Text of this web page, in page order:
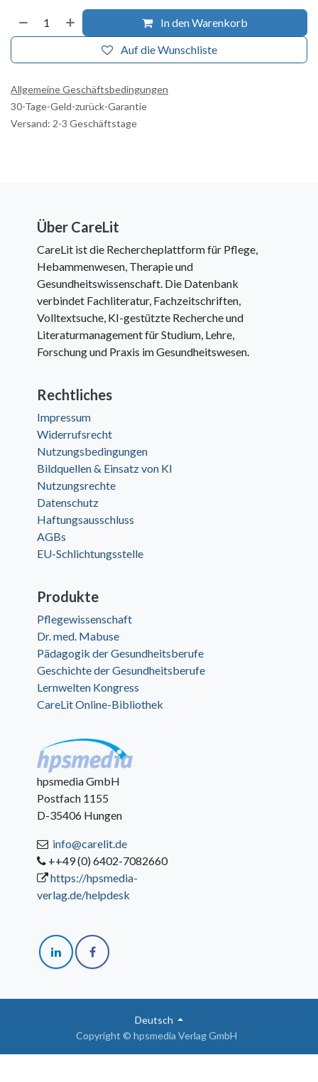
In den Warenkorb
Auf die Wunschliste
Allgemeine Geschäftsbedingungen
30-Tage-Geld-zurück-Garantie
Versand: 2-3 Geschäftstage
Über CareLit
CareLit ist die Rechercheplattform für Pflege,
Hebammenwesen, Therapie und
Gesundheitswissenschaft. Die Datenbank
verbindet Fachliteratur, Fachzeitschriften,
Volltextsuche, KI-gestützte Recherche und
Literaturmanagement für Studium, Lehre,
Forschung und Praxis im Gesundheitswesen.
Rechtliches
Impressum
Widerrufsrecht
Nutzungsbedingungen
Bildquellen & Einsatz von KI
Nutzungsrechte
Datenschutz
Haftungsausschluss
AGBs
EU-Schlichtungsstelle
Produkte
Pflegewissenschaft
Dr. med. Mabuse
Pädagogik der Gesundheitsberufe
Geschichte der Gesundheitsberufe
Lernwelten Kongress
CareLit Online-Bibliothek
hpsmedia GmbH
Postfach 1155
D-35406 Hungen
info@carelit.de
++49 (0) 6402-7082660
https://hpsmedia-
verlag.de/helpdesk
Copyright © hpsmedia Verlag GmbH
Deutsch